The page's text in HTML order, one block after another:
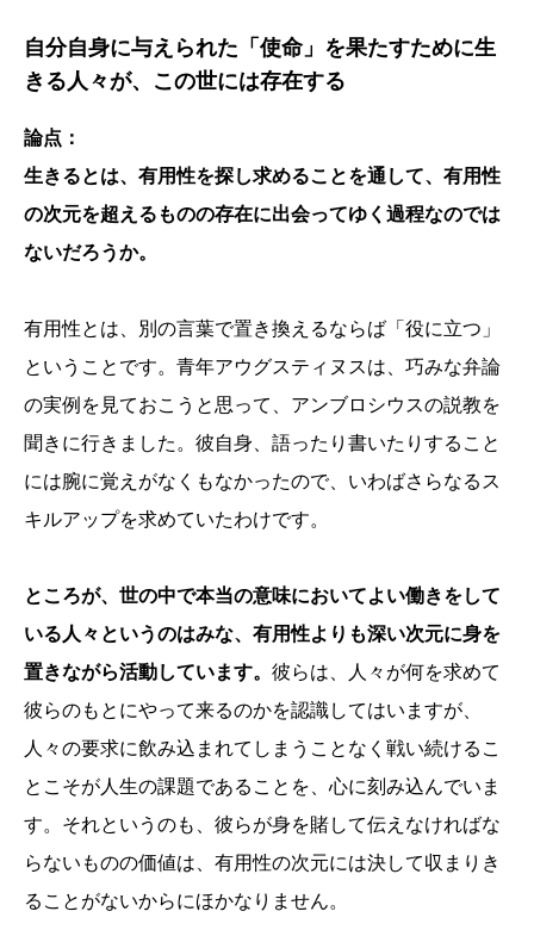
自分自身に与えられた「使命」を果たすために生
きる人々が、この世には存在する
論点：
生きるとは、有用性を探し求めることを通して、有用性
の次元を超えるものの存在に出会ってゆく過程なのでは
ないだろうか。
有用性とは、別の言葉で置き換えるならば「役に立つ」
ということです。青年アウグスティヌスは、巧みな弁論
の実例を見ておこうと思って、アンブロシウスの説教を
聞きに行きました。彼自身、語ったり書いたりすること
には腕に覚えがなくもなかったので、いわばさらなるス
キルアップを求めていたわけです。
ところが、世の中で本当の意味においてよい働きをして
いる人々というのはみな、有用性よりも深い次元に身を
置きながら活動しています。 彼らは、人々が何を求めて
彼らのもとにやって来るのかを認識してはいますが、
人々の要求に飲み込まれてしまうことなく戦い続けるこ
とこそが人生の課題であることを、心に刻み込んでいま
す。それというのも、彼らが身を賭して伝えなければな
らないものの価値は、有用性の次元には決して収まりき
ることがないからにほかなりません。